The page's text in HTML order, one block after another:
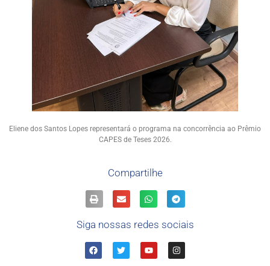
Eliene dos Santos Lopes representará o programa na concorrência ao Prêmio
CAPES de Teses 2026.
Compartilhe
Siga nossas redes sociais